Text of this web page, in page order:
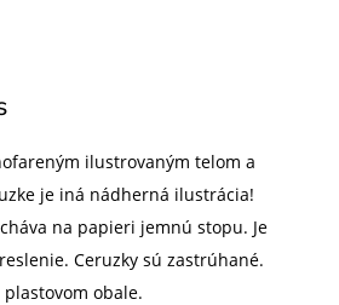
ilustrovaným telom a
je iná nádherná ilustrácia!
na papieri jemnú stopu. Je
Ceruzky sú zastrúhané.
obale.